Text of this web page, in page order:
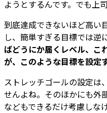
ようとするんです。でも上
到底達成できないほど高い
し、簡単すぎる目標では逆
ばどうにか届くレベル、こ
が、このような目標を設定
ストレッチゴールの設定は
せんよね。そのほかにも外
などもできるだけ考慮しな